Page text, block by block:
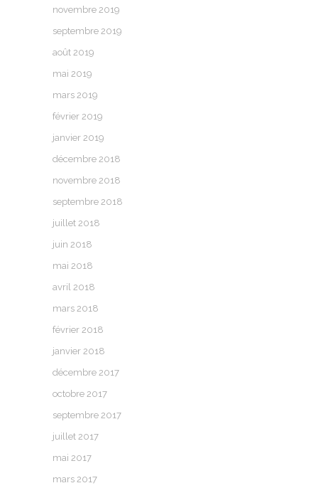
novembre 2019
septembre 2019
août 2019
mai 2019
mars 2019
février 2019
janvier 2019
décembre 2018
novembre 2018
septembre 2018
juillet 2018
juin 2018
mai 2018
avril 2018
mars 2018
février 2018
janvier 2018
décembre 2017
octobre 2017
septembre 2017
juillet 2017
mai 2017
mars 2017